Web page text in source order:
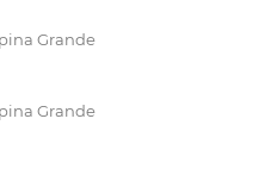
Grande
Grande